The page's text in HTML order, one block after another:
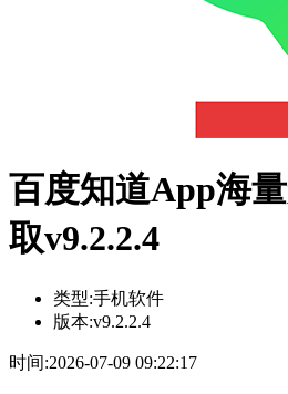
百度知道App海
取v9.2.2.4
类型:手机软件
版本:v9.2.2.4
时间:2026-07-09 09:22:17